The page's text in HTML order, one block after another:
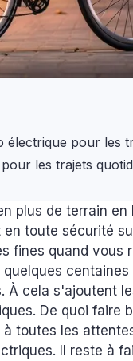
pour les
les trajets
plus de terrain en
toute sécurité
fines quand vous
centaines
À cela s'ajoutent
De quoi faire
toutes les
Il reste à